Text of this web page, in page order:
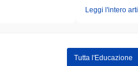
Leggi l'intero
Tutta l'Educazione